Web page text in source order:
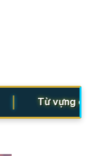
Từ vựng cho